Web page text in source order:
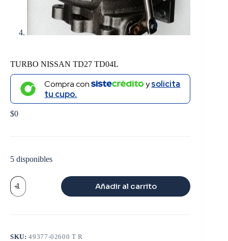
TURBO NISSAN TD27 TD04L
Compra con ysolicita
tu cupo.
$0
5 disponibles
TURBO
NISSAN
TD27
Añadir al carrito
SKU:49377-02600 T R